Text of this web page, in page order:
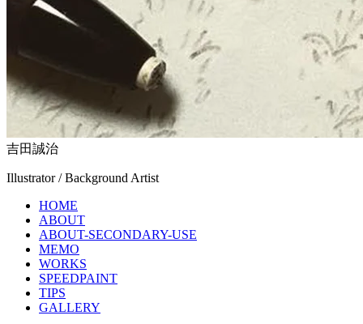
吉田誠治
Illustrator / Background Artist
HOME
ABOUT
ABOUT-SECONDARY-USE
MEMO
WORKS
SPEEDPAINT
TIPS
GALLERY